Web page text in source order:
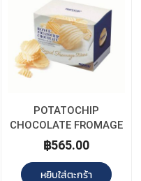
POTATOCHIP
CHOCOLATE FROMAGE
BLANC
฿565.00
หยิบใส่ตะกร้า